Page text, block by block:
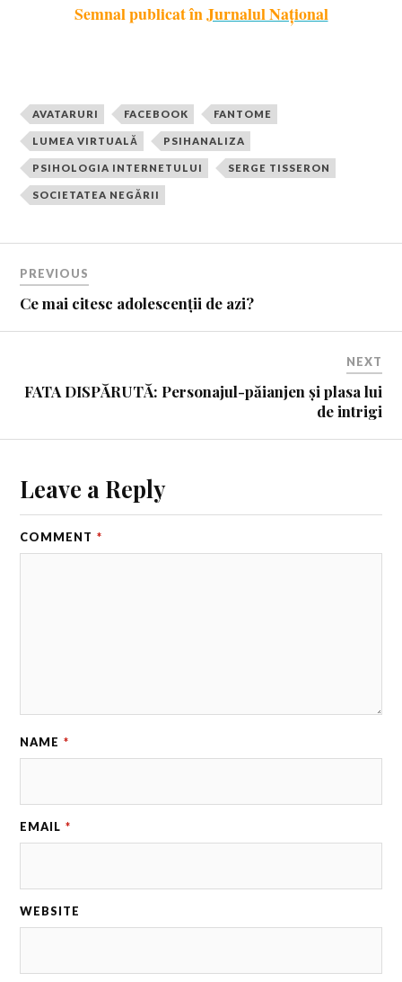
Semnal publicat înJurnalul Național
AVATARURI FACEBOOK FANTOME
LUMEA VIRTUALĂ PSIHANALIZA
PSIHOLOGIA INTERNETULUI SERGE TISSERON
SOCIETATEA NEGĂRII
PREVIOUS
Ce mai citesc adolescenții de azi?
NEXT
FATA DISPĂRUTĂ: Personajul-păianjen și plasa lui
de intrigi
Leave a Reply
COMMENT *
NAME *
EMAIL *
WEBSITE